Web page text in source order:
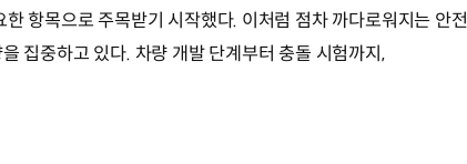
항목으로 주목받기 시작했다. 이처럼 점차 까다로워지는 안전
집중하고 있다. 차량 개발 단계부터 충돌 시험까지,